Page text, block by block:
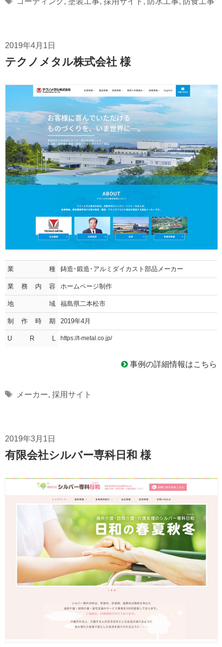
2019年4月1日
テクノメタル株式会社 様
業種 鋳造･鍛造･アルミダイカスト部品メーカー
業務内容 ホームページ制作
地域 福島県二本松市
制作時期 2019年4月
U R L https://t-metal.co.jp/
事例の詳細情報はこちら
Tags
メーカー, 採用サイト
2019年3月1日
有限会社シルバー専科日和 様